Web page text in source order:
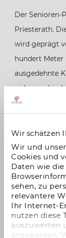
Wir schätzen
Wir und
Cookies und
Daten wie
sehen, zu
relevantere
Ihr Internet-
nutzen diese
auszuwerten
anzupassen.
Der Senioren-
Priesterath.
wird geprägt
hundert
ausgedehnte
sich
Spaziergängen
Der Bedarf
Jüchen liegt
lebten hier
Aktuellen
auf rund